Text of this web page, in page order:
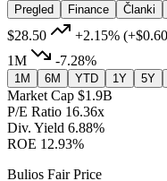
Pregled
Finance Članki
$28.50 +2.15%
1M
-7.28%
1M 6M YTD 1Y 5Y
Market Cap $1.9B
P/E Ratio 16.36x
Div. Yield 6.88%
ROE 12.93%
Bulios Fair Price